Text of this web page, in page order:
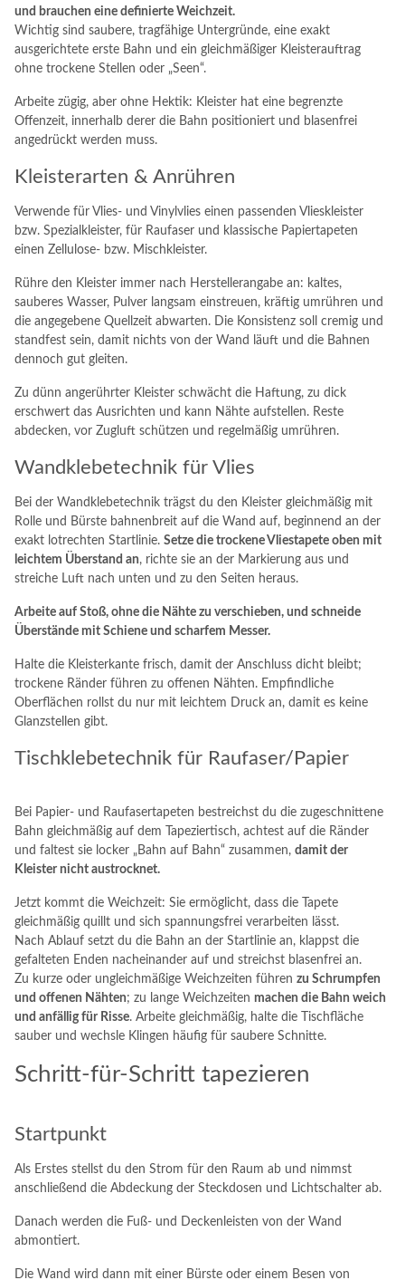
und brauchen eine definierte Weichzeit.
Wichtig sind saubere, tragfähige Untergründe, eine exakt
ausgerichtete erste Bahn und ein gleichmäßiger Kleisterauftrag
ohne trockene Stellen oder „Seen“.
Arbeite zügig, aber ohne Hektik: Kleister hat eine begrenzte
Offenzeit, innerhalb derer die Bahn positioniert und blasenfrei
angedrückt werden muss.
Kleisterarten & Anrühren
Verwende für Vlies- und Vinylvlies einen passenden Vlieskleister
bzw. Spezialkleister, für Raufaser und klassische Papiertapeten
einen Zellulose- bzw. Mischkleister.
Rühre den Kleister immer nach Herstellerangabe an: kaltes,
sauberes Wasser, Pulver langsam einstreuen, kräftig umrühren und
die angegebene Quellzeit abwarten. Die Konsistenz soll cremig und
standfest sein, damit nichts von der Wand läuft und die Bahnen
dennoch gut gleiten.
Zu dünn angerührter Kleister schwächt die Haftung, zu dick
erschwert das Ausrichten und kann Nähte aufstellen. Reste
abdecken, vor Zugluft schützen und regelmäßig umrühren.
Wandklebetechnik für Vlies
Bei der Wandklebetechnik trägst du den Kleister gleichmäßig mit
Rolle und Bürste bahnenbreit auf die Wand auf, beginnend an der
exakt lotrechten Startlinie. Setze die trockene Vliestapete oben mit
leichtem Überstand an, richte sie an der Markierung aus und
streiche Luft nach unten und zu den Seiten heraus.
Arbeite auf Stoß, ohne die Nähte zu verschieben, und schneide
Überstände mit Schiene und scharfem Messer.
Halte die Kleisterkante frisch, damit der Anschluss dicht bleibt;
trockene Ränder führen zu offenen Nähten. Empfindliche
Oberflächen rollst du nur mit leichtem Druck an, damit es keine
Glanzstellen gibt.
Tischklebetechnik für Raufaser/Papier
Bei Papier- und Raufasertapeten bestreichst du die zugeschnittene
Bahn gleichmäßig auf dem Tapeziertisch, achtest auf die Ränder
und faltest sie locker „Bahn auf Bahn“ zusammen, damit der
Kleister nicht austrocknet.
Jetzt kommt die Weichzeit: Sie ermöglicht, dass die Tapete
gleichmäßig quillt und sich spannungsfrei verarbeiten lässt.
Nach Ablauf setzt du die Bahn an der Startlinie an, klappst die
gefalteten Enden nacheinander auf und streichst blasenfrei an.
Zu kurze oder ungleichmäßige Weichzeiten führen zu Schrumpfen
und offenen Nähten; zu lange Weichzeiten machen die Bahn weich
und anfällig für Risse. Arbeite gleichmäßig, halte die Tischfläche
sauber und wechsle Klingen häufig für saubere Schnitte.
Schritt-für-Schritt tapezieren
Startpunkt
Als Erstes stellst du den Strom für den Raum ab und nimmst
anschließend die Abdeckung der Steckdosen und Lichtschalter ab.
Danach werden die Fuß- und Deckenleisten von der Wand
abmontiert.
Die Wand wird dann mit einer Bürste oder einem Besen von